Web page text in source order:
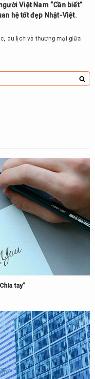
Việt Nam “Cần biết”
hệ tốt đẹp Nhật-Việt.
du lịch và thương mại giữa
tay”